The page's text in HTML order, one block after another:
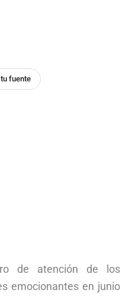
fuente
de atención de los
emocionantes en junio